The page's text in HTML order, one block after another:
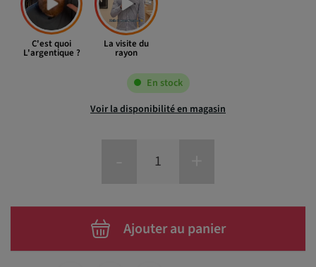
C'est quoi
L'argentique ?
La visite du
rayon
En stock
Voir la disponibilité en magasin
Ajouter au panier